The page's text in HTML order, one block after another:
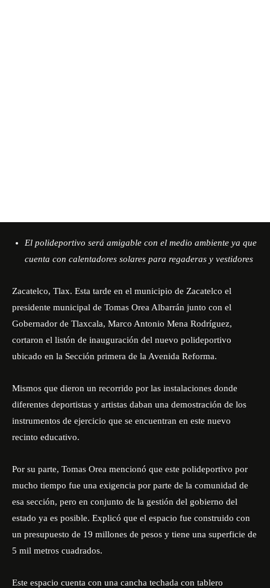
El polideportivo será amigable con el medio ambiente ya que
cuenta con calentadores solares para regaderas y vestidores
Zacatelco, Tlax. Esta tarde en el municipio de Zacatelco el
presidente municipal de Tomas Orea Albarrán junto con el
Gobernador de Tlaxcala, Marco Antonio Mena Rodríguez,
cortaron el listón de inauguración del nuevo polideportivo
ubicado en la Sección primera de la Avenida Reforma.
Mismos que dieron un recorrido por las instalaciones donde
diferentes deportistas y artistas daban una demostración de los
instrumentos de ejercicio que se encuentran en este nuevo
recinto educativo.
Por su parte, Tomas Orea mencionó que este polideportivo por
mucho tiempo fue una exigencia por parte de la comunidad de
esa sección, pero en conjunto de la gestión del gobierno del
estado ya es posible. Explicó que el espacio fue construido con
un presupuesto de 19 millones de pesos y tiene una superficie de
5 mil metros cuadrados.
Este espacio cuenta con una cancha techada con tablero